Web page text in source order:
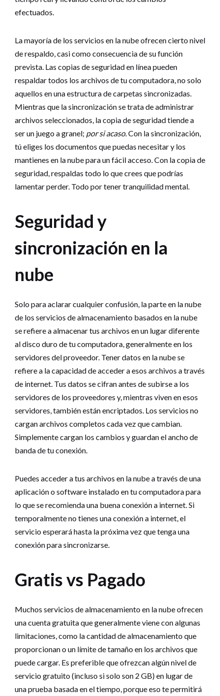
efectuados.
La mayoría de los servicios en la nube ofrecen cierto nivel
de respaldo, casi como consecuencia de su función
prevista. Las copias de seguridad en línea pueden
respaldar todos los archivos de tu computadora, no solo
aquellos en una estructura de carpetas sincronizadas.
Mientras que la sincronización se trata de administrar
archivos seleccionados, la copia de seguridad tiende a
ser un juego a granel; por si acaso. Con la sincronización,
tú eliges los documentos que puedas necesitar y los
mantienes en la nube para un fácil acceso. Con la copia de
seguridad, respaldas todo lo que crees que podrías
lamentar perder. Todo por tener tranquilidad mental.
Seguridad y
sincronización en la
nube
Solo para aclarar cualquier confusión, la parte en la nube
de los servicios de almacenamiento basados en la nube
se refiere a almacenar tus archivos en un lugar diferente
al disco duro de tu computadora, generalmente en los
servidores del proveedor. Tener datos en la nube se
refiere a la capacidad de acceder a esos archivos a través
de internet. Tus datos se cifran antes de subirse a los
servidores de los proveedores y, mientras viven en esos
servidores, también están encriptados. Los servicios no
cargan archivos completos cada vez que cambian.
Simplemente cargan los cambios y guardan el ancho de
banda de tu conexión.
Puedes acceder a tus archivos en la nube a través de una
aplicación o software instalado en tu computadora para
lo que se recomienda una buena conexión a internet. Si
temporalmente no tienes una conexión a internet, el
servicio esperará hasta la próxima vez que tenga una
conexión para sincronizarse.
Gratis vs Pagado
Muchos servicios de almacenamiento en la nube ofrecen
una cuenta gratuita que generalmente viene con algunas
limitaciones, como la cantidad de almacenamiento que
proporcionan o un límite de tamaño en los archivos que
puede cargar. Es preferible que ofrezcan algún nivel de
servicio gratuito (incluso si solo son 2 GB) en lugar de
una prueba basada en el tiempo, porque eso te permitirá